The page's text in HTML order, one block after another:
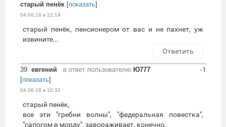
старый пенёк [показать]
04.06.18 в 12:19
старый пенёк, пенсионером от вас и не пахнет, уж
извините...
Ответить
39. евгений в ответ пользователю Ю777
[показать]
04.06.18 в 10:32
-1
старый пенёк,
все эти "гребни волны", "федеральная повестка",
"сапогом в морду", завораживает, конечно,